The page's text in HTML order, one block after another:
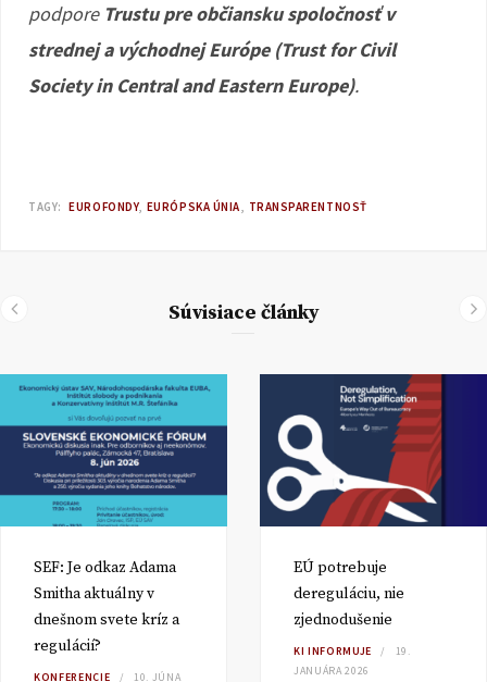
podpore Trustu pre občiansku spoločnosť v
strednej a východnej Európe (Trust for Civil
Society in Central and Eastern Europe).
TAGY: EUROFONDY EURÓPSKA ÚNIA TRANSPARENTNOSŤ
Súvisiace články
SEF: Je odkaz Adama
Smitha aktuálny v
dnešnom svete kríz a
regulácií?
KONFERENCIE 10. JÚNA
EÚ potrebuje
dereguláciu, nie
zjednodušenie
KI INFORMUJE
19.
JANUÁRA 2026